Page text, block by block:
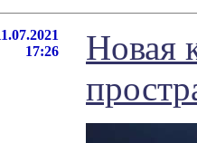
17:26
Новая